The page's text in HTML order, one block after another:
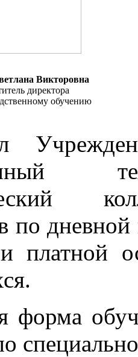
Викторовна
директора
обучению
по
платной
форма